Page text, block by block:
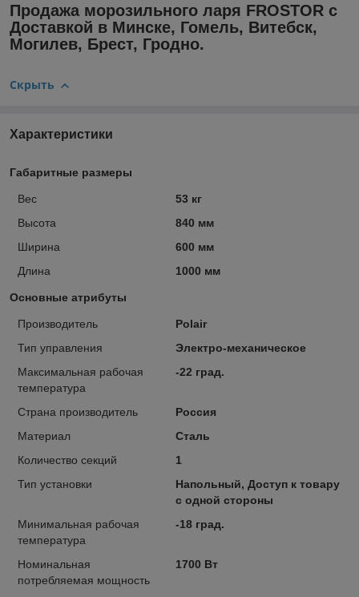
Продажа морозильного ларя FROSTOR с
Доставкой в Минске, Гомель, Витебск,
Могилев, Брест, Гродно.
Скрыть
Характеристики
Габаритные размеры
Вес
53 кг
Высота
840 мм
Ширина
600 мм
Длина
1000 мм
Основные атрибуты
Производитель
Polair
Тип управления
Электро-механическое
Максимальная рабочая
температура
-22 град.
Страна производитель
Россия
Материал
Сталь
Количество секций
1
Тип установки
Напольный, Доступ к товару
с одной стороны
Минимальная рабочая
температура
-18 град.
Номинальная
потребляемая мощность
1700 Вт